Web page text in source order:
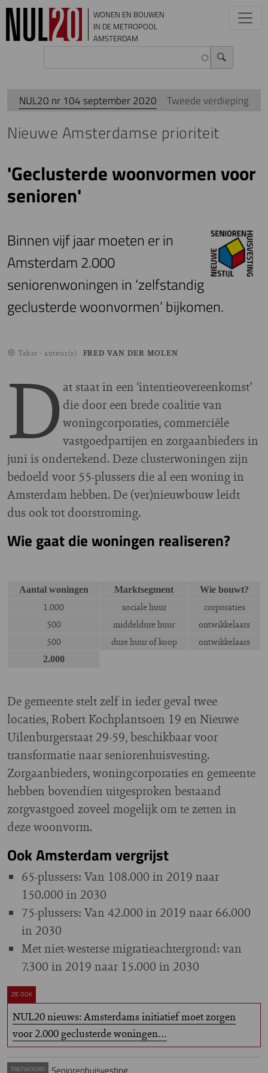
Overslaan en naar de inhoud gaan
WONEN EN BOUWEN
IN DE METROPOOL
AMSTERDAM
NUL20 nr 104 september 2020 Tweede verdieping
Nieuwe Amsterdamse prioriteit
'Geclusterde woonvormen voor
senioren'
Binnen vijf jaar moeten er in
Amsterdam 2.000
seniorenwoningen in ‘zelfstandig
geclusterde woonvormen’ bijkomen.
Tekst - auteur(s) FRED VAN DER MOLEN
D at staat in een ‘intentieovereenkomst’
die door een brede coalitie van
woningcorporaties, commerciële
vastgoedpartijen en zorgaanbieders in
juni is ondertekend. Deze clusterwoningen zijn
bedoeld voor 55-plussers die al een woning in
Amsterdam hebben. De (ver)nieuwbouw leidt
dus ook tot doorstroming.
Wie gaat die woningen realiseren?
Aantal woningen Marktsegment Wie bouwt?
1.000 sociale huur
corporaties
500
middeldure huur
ontwikkelaars
500
dure huur of koop ontwikkelaars
2.000
De gemeente stelt zelf in ieder geval twee
locaties, Robert Kochplantsoen 19 en Nieuwe
Uilenburgerstaat 29-59, beschikbaar voor
transformatie naar seniorenhuisvesting.
Zorgaanbieders, woningcorporaties en gemeente
hebben bovendien uitgesproken bestaand
zorgvastgoed zoveel mogelijk om te zetten in
deze woonvorm.
Ook Amsterdam vergrijst
65-plussers: Van 108.000 in 2019 naar
150.000 in 2030
75-plussers: Van 42.000 in 2019 naar 66.000
in 2030
Met niet-westerse migratieachtergrond: van
7.300 in 2019 naar 15.000 in 2030
ZIE OOK
NUL20 nieuws: Amsterdams initiatief moet zorgen
voor 2.000 geclusterde woningen…
TREFWOORD Seniorenhuisvesting